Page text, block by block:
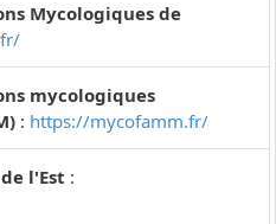
Mycologiques de
mycologiques
: https://mycofamm.fr/
l'Est :